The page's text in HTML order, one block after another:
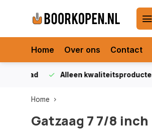
Home Over ons Contact
Alleen kwaliteitsproducten
Home
Gatzaag 7 7/8 inch